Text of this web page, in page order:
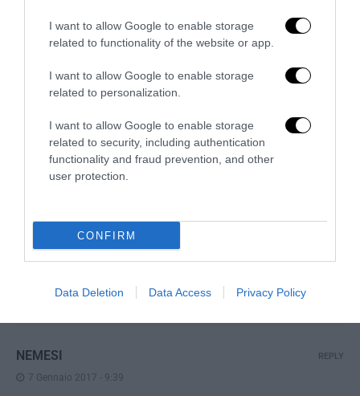
I want to allow Google to enable storage
related to functionality of the website or app.
I want to allow Google to enable storage
related to personalization.
I want to allow Google to enable storage
related to security, including authentication
functionality and fraud prevention, and other
user protection.
CONFIRM
Data Deletion Data Access Privacy Policy
«Spin Time non è CasaPound»: la santa occupazione
rossa che fa politica, vende e...
FEDERICO
6 Gennaio 2017 - 7:06
Caricamento...
REPLY
NEMESI
7 Gennaio 2017 - 9:39
REPLY